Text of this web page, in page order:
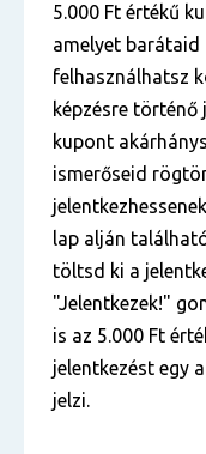
5.000 Ft értékű
amelyet barátaid
felhasználhatsz
képzésre történő
kupont
ismerőseid
lap alján
töltsd ki a
"Jelentkezek!"
is az 5.000 Ft
jelentkezést egy
jelzi.